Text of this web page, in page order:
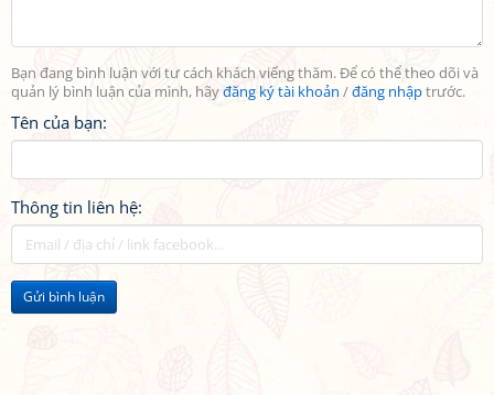
Bạn đang bình luận với tư cách khách viếng thăm. Để có thể theo dõi và
quản lý bình luận của mình, hãyđăng ký tài khoản /đăng nhậptrước.
Tên của bạn:
Thông tin liên hệ:
Gửi bình luận